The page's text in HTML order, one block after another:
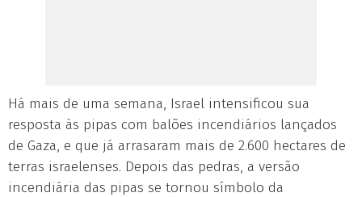
Há mais de uma semana, Israel intensificou sua
resposta às pipas com balões incendiários lançados
de Gaza, e que já arrasaram mais de 2.600 hectares de
terras israelenses. Depois das pedras, a versão
incendiária das pipas se tornou símbolo da